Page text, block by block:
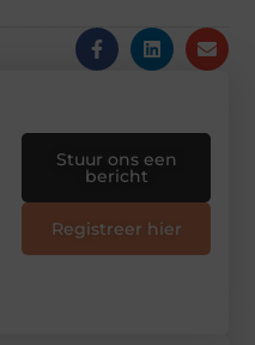
Stuur ons een
bericht
Registreer hier